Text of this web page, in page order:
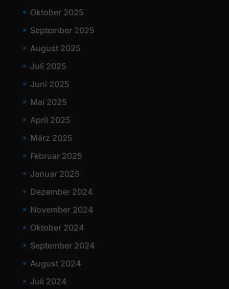
Oktober 2025
September 2025
August 2025
Juli 2025
Juni 2025
Mai 2025
April 2025
März 2025
Februar 2025
Januar 2025
Dezember 2024
November 2024
Oktober 2024
September 2024
August 2024
Juli 2024